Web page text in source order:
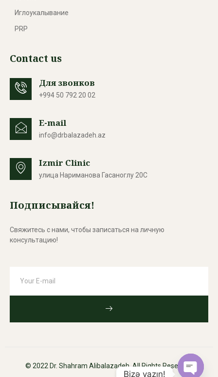
Иглоукалывание
PRP
Contact us
Для звонков
+994 50 792 20 02
E-mail
info@drbalazadeh.az
Izmir Clinic
улица Нариманова Гасаноглу 20С
Подписывайся!
Свяжитесь с нами, чтобы записаться на личную
консультацию!
© 2022 Dr. Shahram Alibalazadeh. All Rights Reserved.
Bizə yazın!